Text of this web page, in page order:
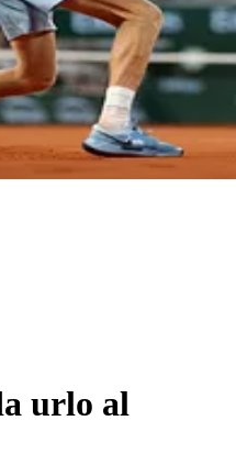
urlo al